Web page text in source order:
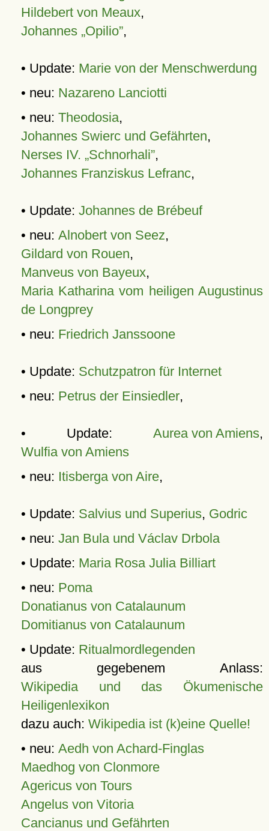
Hildebert von Meaux,
Johannes „Opilio”,
• Update: Marie von der Menschwerdung
• neu: Nazareno Lanciotti
• neu: Theodosia,
Johannes Swierc und Gefährten,
Nerses IV. „Schnorhali”,
Johannes Franziskus Lefranc,
• Update: Johannes de Brébeuf
• neu: Alnobert von Seez,
Gildard von Rouen,
Manveus von Bayeux,
Maria Katharina vom heiligen Augustinus
de Longprey
• neu: Friedrich Janssoone
• Update: Schutzpatron für Internet
• neu: Petrus der Einsiedler,
• Update: Aurea von Amiens,
Wulfia von Amiens
• neu: Itisberga von Aire,
• Update: Salvius und Superius, Godric
• neu: Jan Bula und Václav Drbola
• Update: Maria Rosa Julia Billiart
• neu: Poma
Donatianus von Catalaunum
Domitianus von Catalaunum
• Update: Ritualmordlegenden
aus gegebenem Anlass:
Wikipedia und das Ökumenische
Heiligenlexikon
dazu auch: Wikipedia ist (k)eine Quelle!
• neu: Aedh von Achard-Finglas
Maedhog von Clonmore
Agericus von Tours
Angelus von Vitoria
Cancianus und Gefährten